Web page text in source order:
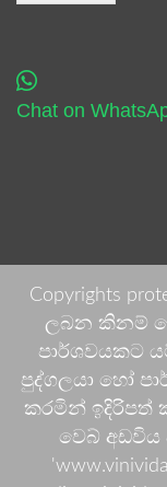
Chat on
Copyrights
ලබන කිනම්
පාර්ශවයකට
පුද්ගලයා හෝ
කරමින් ඉදිරිපත්
වෙබ් අඩවිය